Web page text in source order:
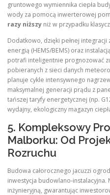
gruntowego wymiennika ciepła
wody za pomocą inwerterowej
razy niższy niż w przypadku
Dodatkowo, dzięki pełnej
energią (HEMS/BEMS) oraz
potrafi inteligentnie prognozować
pobieranych z sieci danych
planuje cykle intensywnego
maksymalnej generacji prądu z
tańszej taryfy energetycznej (np.
wydajny, ekologiczny magazyn
5. Kompleksowy
Malborku: Od
Rozruchu
Budowa całorocznego jacuzzi
inwestycja budowlano-instalacyjna.
inżynieryjną, gwarantując